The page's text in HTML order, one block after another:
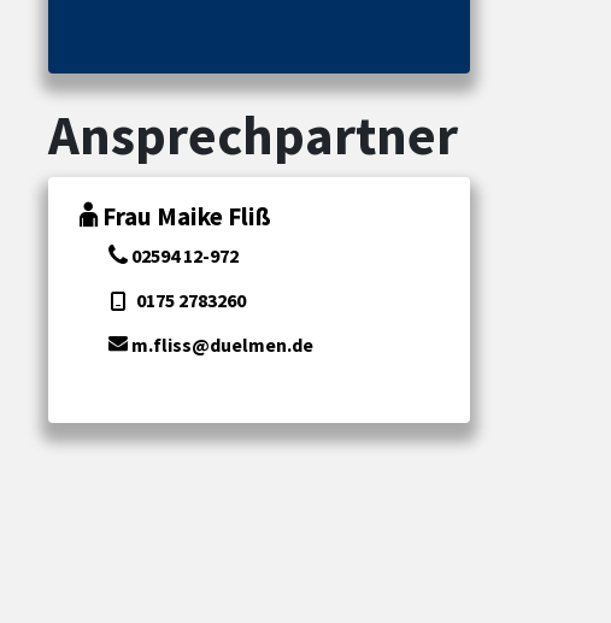
Ansprechpartner
Frau Maike Fliß
02594 12-972
0175 2783260
m.fliss@duelmen.de